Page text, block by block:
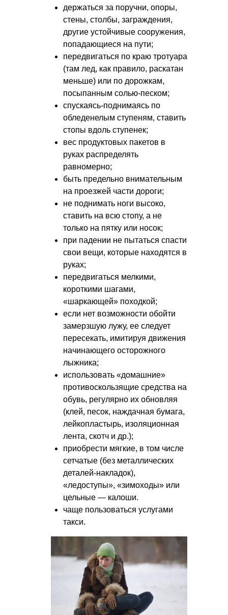
держаться за поручни, опоры,
стены, столбы, заграждения,
другие устойчивые сооружения,
попадающиеся на пути;
передвигаться по краю тротуара
(там лед, как правило, раскатан
меньше) или по дорожкам,
посыпанным солью-песком;
спускаясь-поднимаясь по
обледенелым ступеням, ставить
стопы вдоль ступенек;
вес продуктовых пакетов в
руках распределять
равномерно;
быть предельно внимательным
на проезжей части дороги;
не поднимать ноги высоко,
ставить на всю стопу, а не
только на пятку или носок;
при падении не пытаться спасти
свои вещи, которые находятся в
руках;
передвигаться мелкими,
короткими шагами,
«шаркающей» походкой;
если нет возможности обойти
замерзшую лужу, ее следует
пересекать, имитируя движения
начинающего осторожного
лыжника;
использовать «домашние»
противоскользящие средства на
обувь, регулярно их обновляя
(клей, песок, наждачная бумага,
лейкопластырь, изоляционная
лента, скотч и др.);
приобрести мягкие, в том числе
сетчатые (без металлических
деталей-накладок),
«ледоступы», «зимоходы» или
цельные — калоши.
чаще пользоваться услугами
такси.